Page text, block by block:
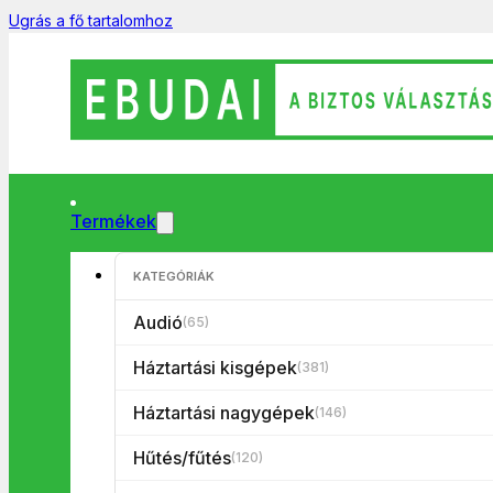
Ugrás a fő tartalomhoz
Termékek
KATEGÓRIÁK
Audió(65)
Háztartási kisgépek(381)
Háztartási nagygépek(146)
Hűtés/fűtés(120)
Főoldal/Háztartási kisgépek/Konyhai kisgépek/Vízforraló/